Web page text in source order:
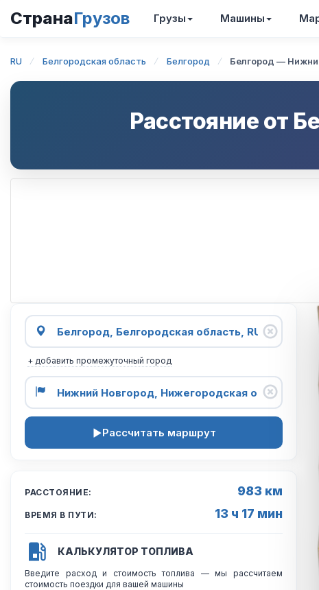
СтранаГрузов Грузы Машины
RU Белгородская область Белгород Белгород —
Расстояние от
+ добавить промежуточный город
Рассчитать маршрут
РАССТОЯНИЕ: 983 км
ВРЕМЯ В ПУТИ: 13 ч 17 мин
КАЛЬКУЛЯТОР ТОПЛИВА
Введите расход и стоимость топлива — мы рассчитаем
стоимость поездки для вашей машины